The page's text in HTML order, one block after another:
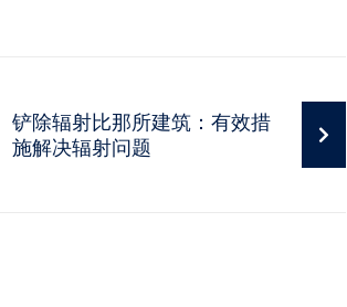
铲除辐射比那所建筑：有效措
施解决辐射问题